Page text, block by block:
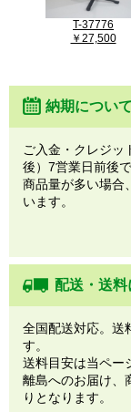
T-37776
￥27,500
納期について
ご入金・クレジッ
後）7営業日前後
商品量が多い場合
います。
配送・送料
全国配送対応。送
す。
送料目安は当ペー
離島へのお届け、
りとなります。